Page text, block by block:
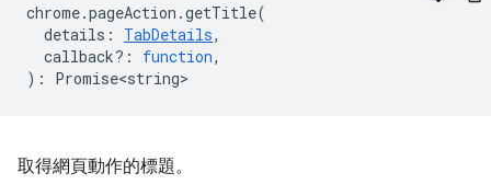
chrome.pageAction .getTitle(
details : TabDetails,
callback? : function,
) : Promise<string>
取得網頁動作的標題。